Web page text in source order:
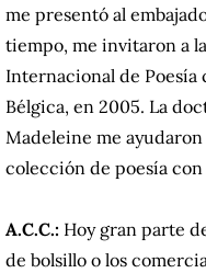
me presentó al
tiempo, me invitaron a
Internacional de Poesía
Bélgica, en 2005. La
Madeleine me
colección de poesía
A.C.C.: Hoy gran parte
de bolsillo o los